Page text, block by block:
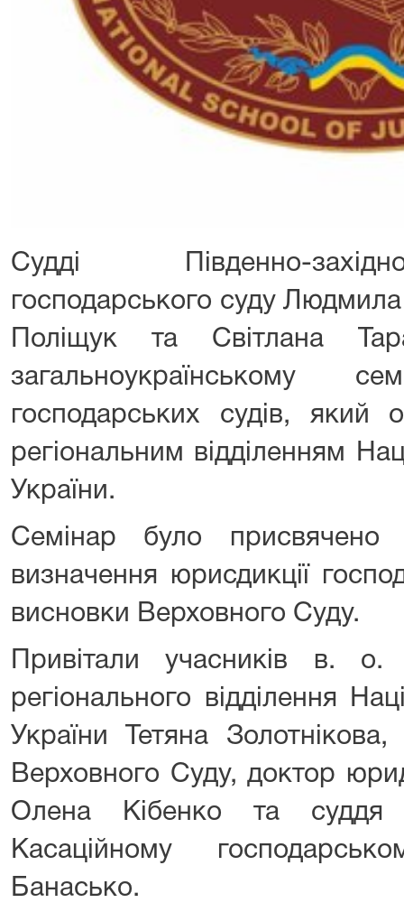
Судді Південно-
господарського суду
Поліщук та Світлана
загальноукраїнському
господарських судів, який
регіональним відділенням
України.
Семінар було присвячено
визначення юрисдикції
висновки Верховного Суду.
Привітали учасників в. о.
регіонального відділення
України Тетяна
Верховного Суду, доктор
Олена Кібенко та
Касаційному
Банасько.